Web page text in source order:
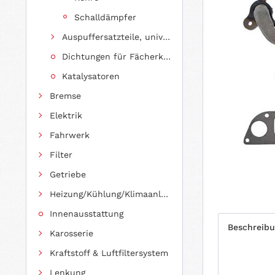
Schalldämpfer
Auspuffersatzteile, universell einsetzbar
Dichtungen für Fächerkrümmer
Katalysatoren
Bremse
Elektrik
Fahrwerk
Filter
Getriebe
Heizung/Kühlung/Klimaanlage
Innenausstattung
Karosserie
Kraftstoff & Luftfiltersystem
Lenkung